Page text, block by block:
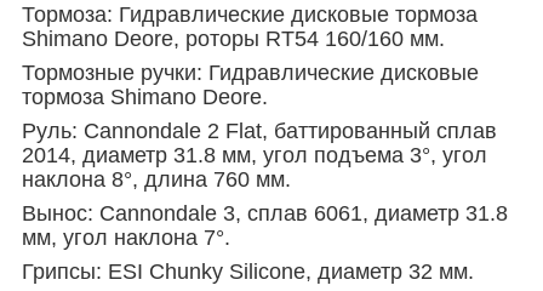
Тормоза: Гидравлические дисковые тормоза
Shimano Deore, роторы RT54 160/160 мм.
Тормозные ручки: Гидравлические дисковые
тормоза Shimano Deore.
Руль: Cannondale 2 Flat, баттированный сплав
2014, диаметр 31.8 мм, угол подъема 3°, угол
наклона 8°, длина 760 мм.
Вынос: Cannondale 3, сплав 6061, диаметр 31.8
мм, угол наклона 7°.
Грипсы: ESI Chunky Silicone, диаметр 32 мм.